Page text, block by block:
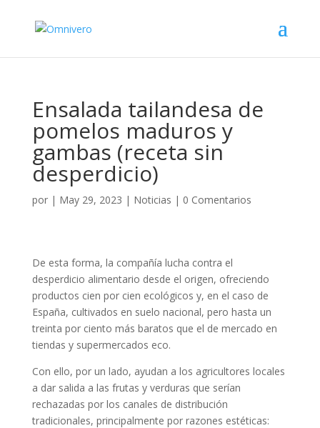
Ensalada tailandesa de
pomelos maduros y
gambas (receta sin
desperdicio)
por | May 29, 2023 | Noticias | 0 Comentarios
De esta forma, la compañía lucha contra el
desperdicio alimentario desde el origen, ofreciendo
productos cien por cien ecológicos y, en el caso de
España, cultivados en suelo nacional, pero hasta un
treinta por ciento más baratos que el de mercado en
tiendas y supermercados eco.
Con ello, por un lado, ayudan a los agricultores locales
a dar salida a las frutas y verduras que serían
rechazadas por los canales de distribución
tradicionales, principalmente por razones estéticas: